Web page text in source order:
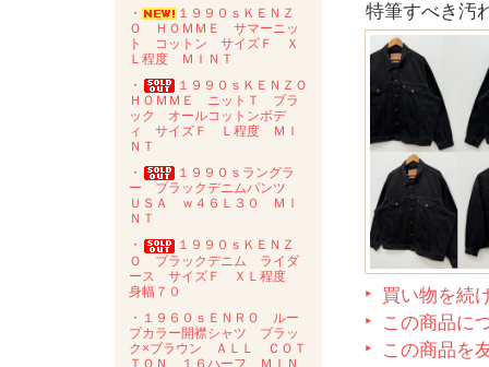
・
１９９０ｓＫＥＮＺ
Ｏ ＨＯＭＭＥ サマーニッ
ト コットン サイズＦ Ｘ
Ｌ程度 ＭＩＮＴ
・
１９９０ｓＫＥＮＺＯ
ＨＯＭＭＥ ニットＴ ブラ
ック オールコットンボデ
ィ サイズＦ Ｌ程度 ＭＩ
ＮＴ
・
１９９０ｓラングラ
ー ブラックデニムパンツ
ＵＳＡ ｗ４６Ｌ３０ ＭＩ
ＮＴ
・
１９９０ｓＫＥＮＺ
Ｏ ブラックデニム ライダ
ース サイズＦ ＸＬ程度
身幅７０
・１９６０ｓＥＮＲＯ ルー
プカラー開襟シャツ ブラッ
ク×ブラウン ＡＬＬ ＣＯＴ
ＴＯＮ １６ハーフ ＭＩＮ
特筆すべき汚
買い物を続
この商品に
この商品を